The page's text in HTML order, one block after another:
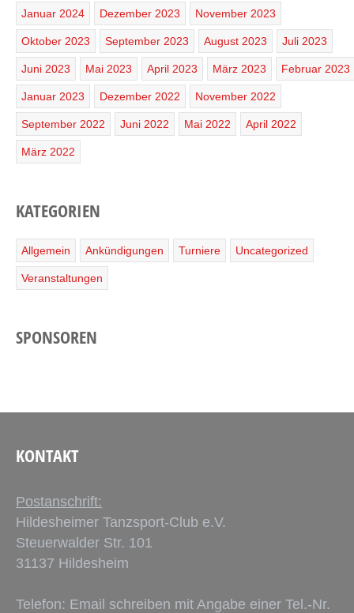
Januar 2024 Dezember 2023 November 2023
Oktober 2023 September 2023 August 2023 Juli 2023
Juni 2023 Mai 2023 April 2023 März 2023 Februar 2023
Januar 2023 Dezember 2022 November 2022
September 2022 Juni 2022 Mai 2022 April 2022
März 2022
KATEGORIEN
Allgemein Ankündigungen Turniere Uncategorized
Veranstaltungen
SPONSOREN
KONTAKT
Postanschrift:
Hildesheimer Tanzsport-Club e.V.
Steuerwalder Str. 101
31137 Hildesheim
Telefon: Email schreiben mit Angabe einer Tel.-Nr.